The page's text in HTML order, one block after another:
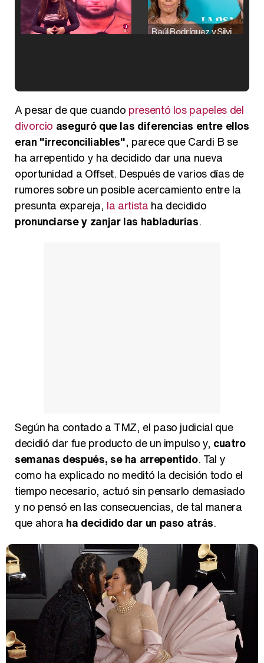
Raúl Rodríguez y Silvia Taulés nos cuentan su papel en 'La familia de la tele'
Magdalena de Suecia responde a las críticas y explica por qué le han permitido lanzar su propio negocio
A pesar de que cuando presentó los papeles del
divorcio aseguró que las diferencias entre ellos
eran "irreconciliables", parece que Cardi B se
ha arrepentido y ha decidido dar una nueva
oportunidad a Offset. Después de varios días de
rumores sobre un posible acercamiento entre la
presunta expareja, la artista ha decidido
pronunciarse y zanjar las habladurías.
Según ha contado a TMZ, el paso judicial que
decidió dar fue producto de un impulso y, cuatro
semanas después, se ha arrepentido. Tal y
como ha explicado no meditó la decisión todo el
tiempo necesario, actuó sin pensarlo demasiado
y no pensó en las consecuencias, de tal manera
que ahora ha decidido dar un paso atrás.